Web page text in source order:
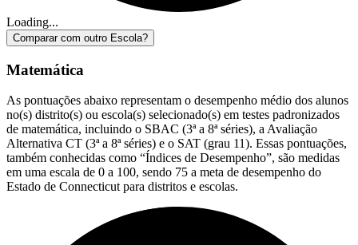
Loading...
Comparar com outro Escola?
Matemática
As pontuações abaixo representam o desempenho médio dos alunos
no(s) distrito(s) ou escola(s) selecionado(s) em testes padronizados
de matemática, incluindo o SBAC (3ª a 8ª séries), a Avaliação
Alternativa CT (3ª a 8ª séries) e o SAT (grau 11). Essas pontuações,
também conhecidas como “Índices de Desempenho”, são medidas
em uma escala de 0 a 100, sendo 75 a meta de desempenho do
Estado de Connecticut para distritos e escolas.